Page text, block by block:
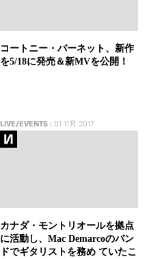
コートニー・バーネット、新作
を5/18に発売＆新MVを公開！
LIVE/EVENTS:01 11月 2017
カナダ・モントリオールを拠点
に活動し、Mac Demarcoのバン
ドでギタリストを務め ていたこ